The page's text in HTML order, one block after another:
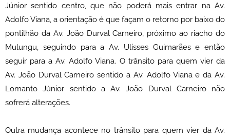
Júnior sentido centro, que não poderá mais entrar na Av.
Adolfo Viana, a orientação é que façam o retorno por baixo do
pontilhão da Av. João Durval Carneiro, próximo ao riacho do
Mulungu, seguindo para a Av. Ulisses Guimarães e então
seguir para a Av. Adolfo Viana. O trânsito para quem vier da
Av. João Durval Carneiro sentido a Av. Adolfo Viana e da Av.
Lomanto Júnior sentido a Av. João Durval Carneiro não
sofrerá alterações.
Outra mudança acontece no trânsito para quem vier da Av.